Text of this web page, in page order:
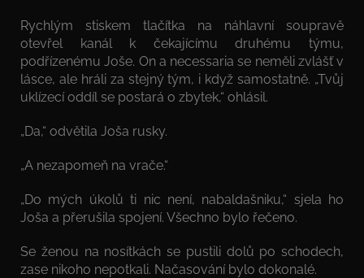
Rychlým stiskem tlačítka na náhlavní soupravě
otevřel kanál k čekajícímu druhému týmu,
podřízenému Joše. On a necessaria se neměli zvlášť v
lásce, ale hráli za stejný tým, i když samostatně. „Tvůj
uklízecí oddíl se postará o zbytek,“ ohlásil.
„Da,“ odvětila Joša rusky.
„A nezapomeň na vrače.“
„Do mých úkolů ti nic není, nabaldašniku,“ sjela ho
Joša a přerušila spojení. Všechno bylo řečeno.
Se ženou na nosítkách se pustili dolů po schodech,
zase nikoho nepotkali. Načasování bylo dokonalé.